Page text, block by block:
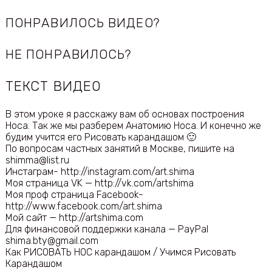
ПОНРАВИЛОСЬ ВИДЕО?
НЕ ПОНРАВИЛОСЬ?
ТЕКСТ ВИДЕО
В этом уроке я расскажу вам об основах построения
Носа. Так же мы разберем Анатомию Носа. И конечно же
будим учится его Рисовать карандашом 🙂
По вопросам частных занятий в Москве, пишите на
shimma@list.ru
Инстаграм- http://instagram.com/art.shima
Моя страница VK — http://vk.com/artshima
Моя проф страница Facebook-
http://www.facebook.com/art.shima
Мой сайт — http://artshima.com
Для финансовой поддержки канала — PayPal
shima.bty@gmail.com
Как РИСОВАТЬ НОС карандашом / Учимся Рисовать
Карандашом